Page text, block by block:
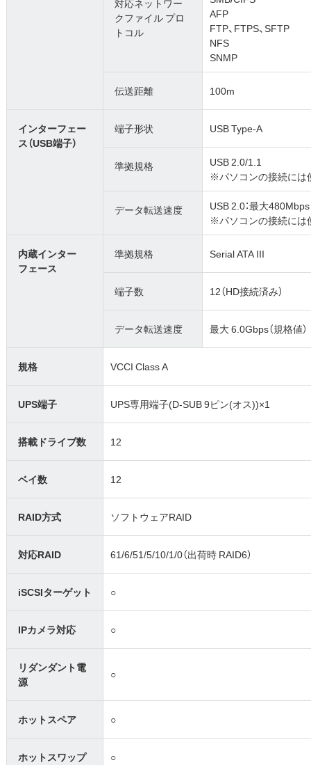
対応ネットワー
クファイル プロ
トコル
AFP
FTP、FTPS、SFTP
NFS
SNMP
伝送距離 100m
インターフェー
ス（USB端子）
端子形状 USB Type-A
準拠規格
USB 2.0/1.1
※パソコンの接続には
データ転送速度
USB 2.0：最大480Mbps
※パソコンの接続には
内蔵インター
フェース
準拠規格 Serial ATA III
端子数 12（HD接続済み）
データ転送速度 最大 6.0Gbps（規格値）
規格 VCCI Class A
UPS端子 UPS専用端子(D-SUB 9ピン(オス))×1
搭載ドライブ数 12
ベイ数 12
RAID方式 ソフトウェアRAID
対応RAID 61/6/51/5/10/1/0（出荷時 RAID6）
iSCSIターゲット ○
IPカメラ対応 ○
リダンダント電
源
○
ホットスペア ○
ホットスワップ ○